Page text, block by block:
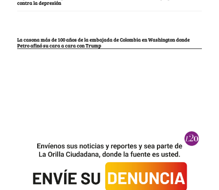
contra la depresión
La casona más de 100 años de la embajada de Colombia en Washington donde
Petro afinó su cara a cara con Trump